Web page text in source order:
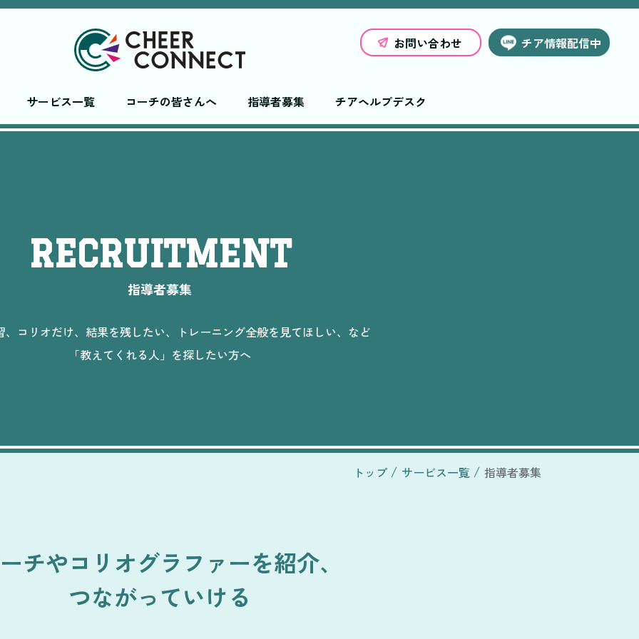
お問い合わせ チア情報配信中
サービス一覧 コーチの皆さんへ 指導者募集 チアヘルプデスク
RECRUITMENT
指導者募集
、コリオだけ、結果を残したい、
トレーニング全般を見てほしい、など
「教えてくれる人」を探したい方へ
トップ サービス一覧 指導者募集
チやコリオグラファーを紹介、
つながっていける